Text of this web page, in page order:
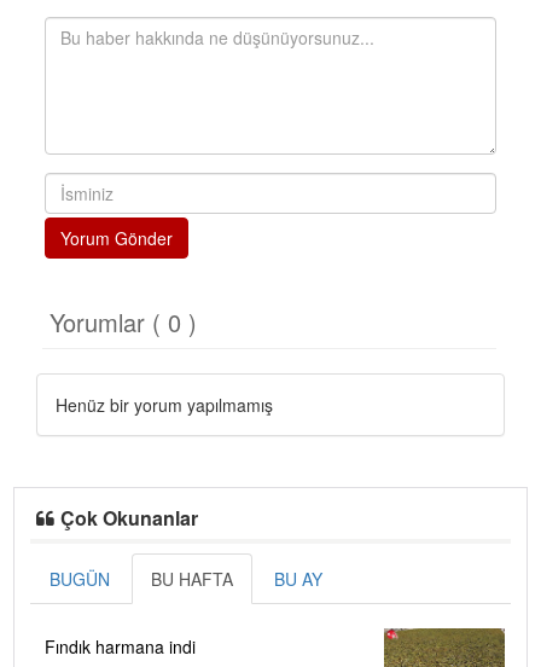
Yorum Gönder
Yorumlar ( 0 )
Henüz bir yorum yapılmamış
Çok Okunanlar
BUGÜN BU HAFTA BU AY
Fındık harmana indi